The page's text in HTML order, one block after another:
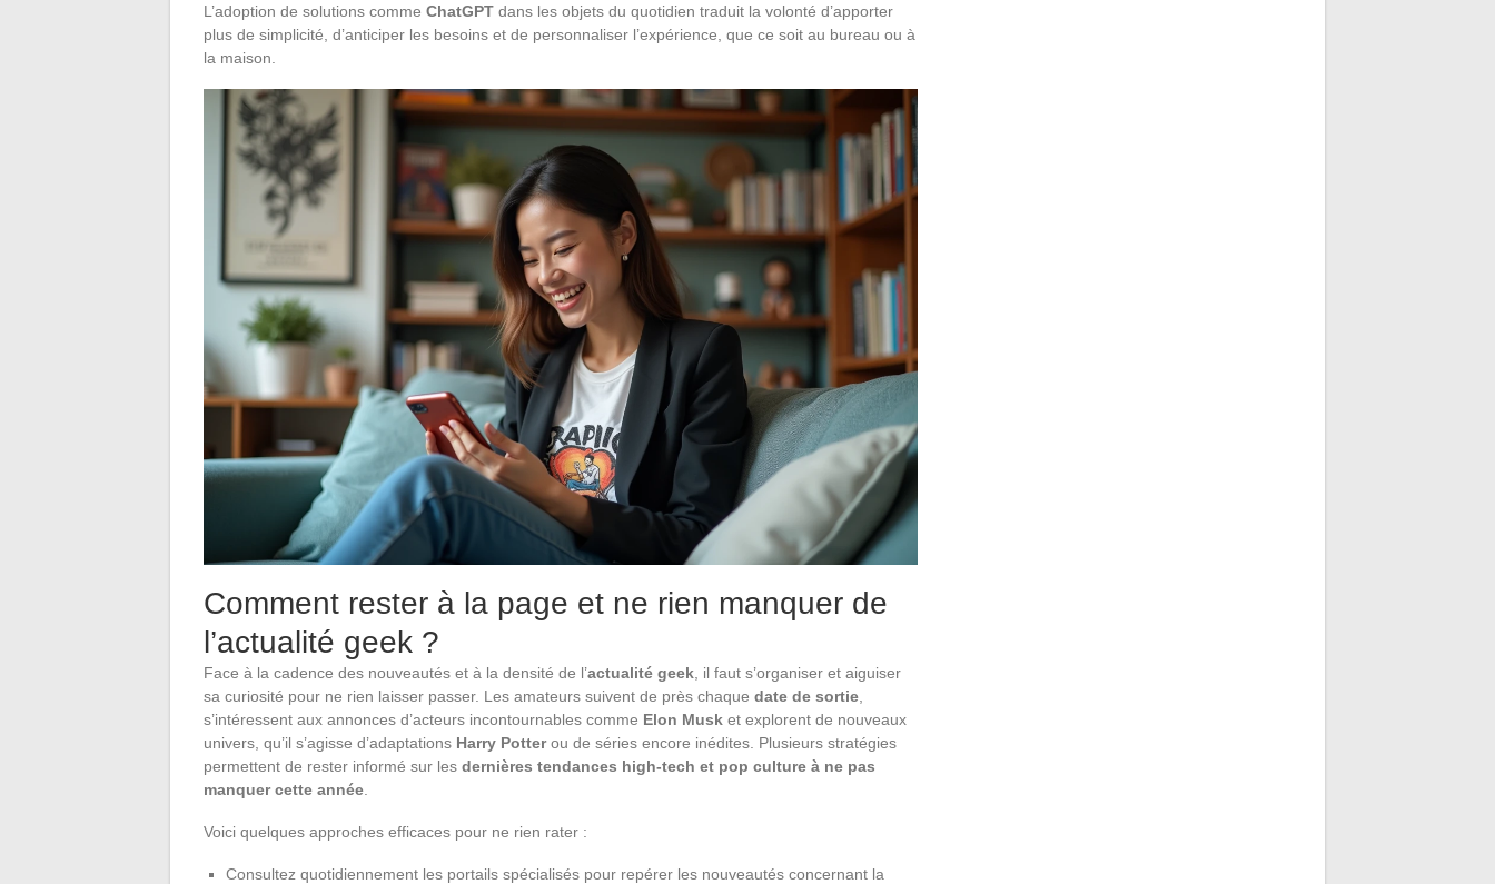
L’adoption de solutions comme ChatGPT dans les objets du quotidien traduit la volonté d’apporter
plus de simplicité, d’anticiper les besoins et de personnaliser l’expérience, que ce soit au bureau ou à
la maison.
Comment rester à la page et ne rien manquer de
l’actualité geek ?
Face à la cadence des nouveautés et à la densité de l’actualité geek , il faut s’organiser et aiguiser
sa curiosité pour ne rien laisser passer. Les amateurs suivent de près chaque date de sortie
s’intéressent aux annonces d’acteurs incontournables comme Elon Musk et explorent de nouveaux
univers, qu’il s’agisse d’adaptations Harry Potterou de séries encore inédites. Plusieurs stratégies
permettent de rester informé sur les dernières tendances high-tech et pop culture à ne pas
manquer cette année
Voici quelques approches efficaces pour ne rien rater :
Consultez quotidiennement les portails spécialisés pour repérer les nouveautés concernant la